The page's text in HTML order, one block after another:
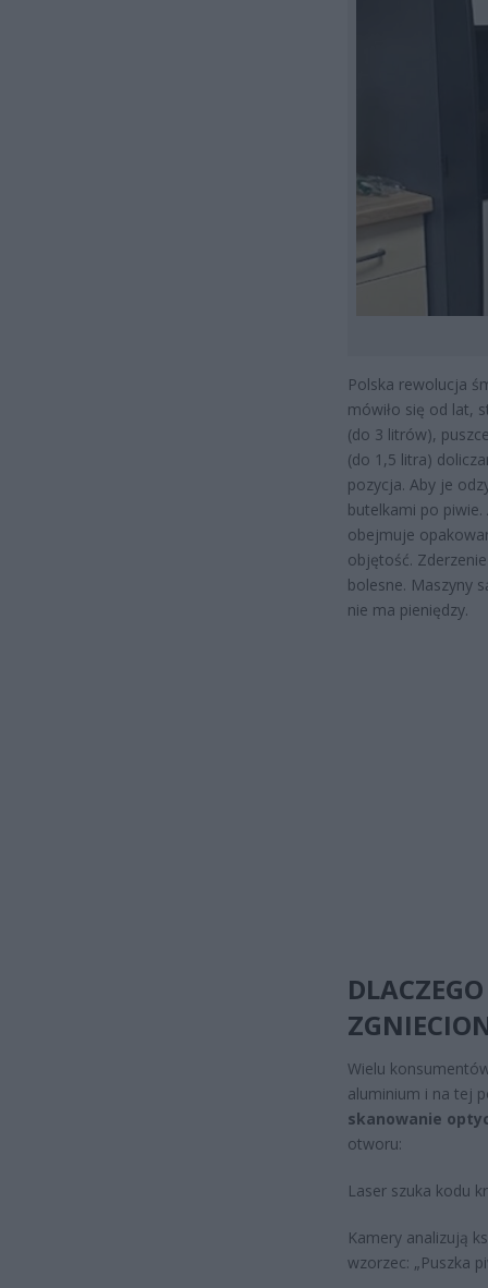
Polska rewolucja
mówiło się od lat,
(do 3 litrów),
(do 1,5 litra)
pozycja. Aby je
butelkami po piwie.
obejmuje
objętość.
bolesne. Maszyny
nie ma pieniędzy.
Wielu
aluminium i na tej
skanowanie
otworu:
Laser szuka kodu
Kamery analizują
wzorzec: „Puszka